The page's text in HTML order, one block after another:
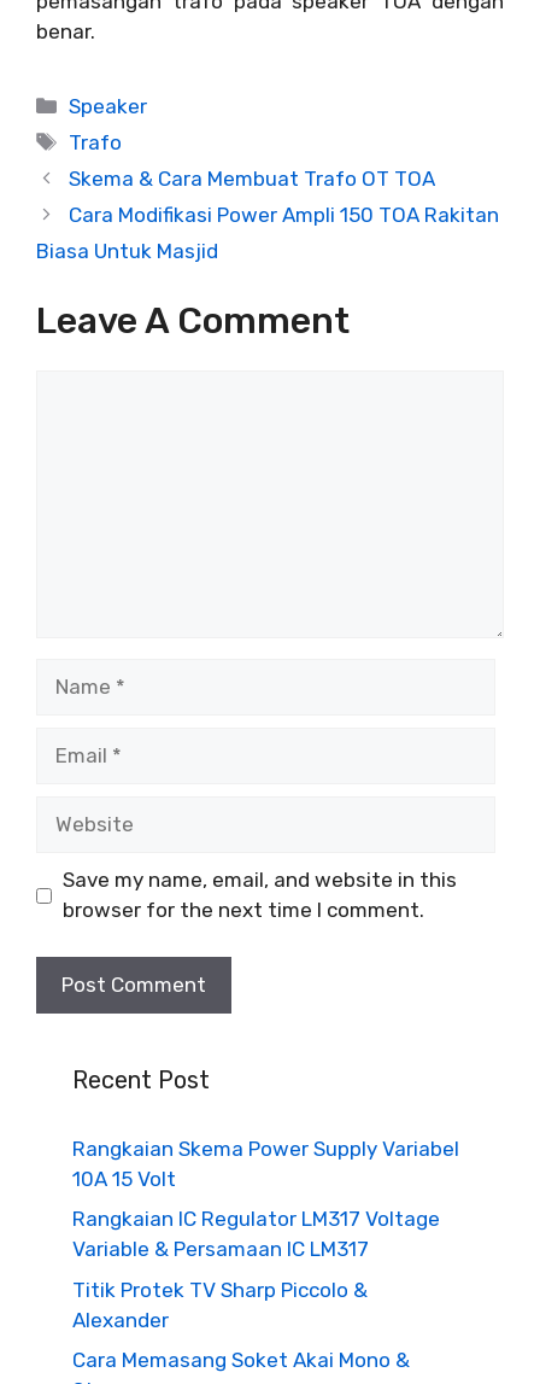
benar.
Categories
Speaker
Tags
Trafo
Skema & Cara Membuat Trafo OT TOA
Cara Modifikasi Power Ampli 150 TOA Rakitan
Biasa Untuk Masjid
Leave A Comment
Save my name, email, and website in this
browser for the next time I comment.
Recent Post
Rangkaian Skema Power Supply Variabel
10A 15 Volt
Rangkaian IC Regulator LM317 Voltage
Variable & Persamaan IC LM317
Titik Protek TV Sharp Piccolo &
Alexander
Cara Memasang Soket Akai Mono &